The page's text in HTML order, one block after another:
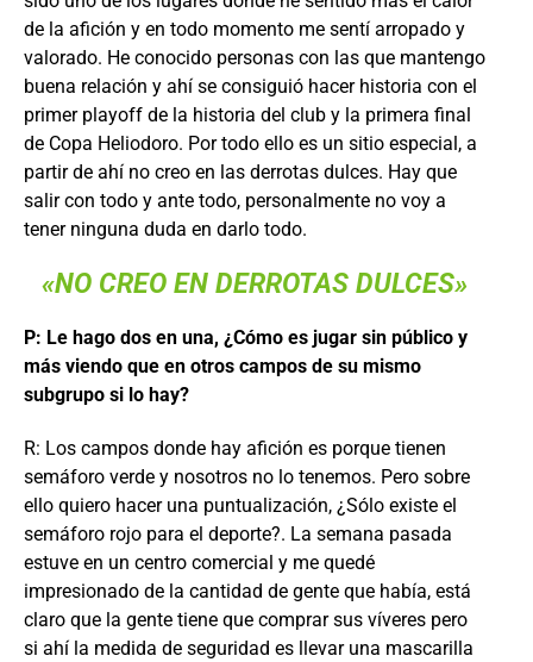
de la afición y en todo momento me sentí arropado y
valorado. He conocido personas con las que mantengo
buena relación y ahí se consiguió hacer historia con el
primer playoff de la historia del club y la primera final
de Copa Heliodoro. Por todo ello es un sitio especial, a
partir de ahí no creo en las derrotas dulces. Hay que
salir con todo y ante todo, personalmente no voy a
tener ninguna duda en darlo todo.
«NO CREO EN DERROTAS DULCES»
P: Le hago dos en una, ¿Cómo es jugar sin público y
más viendo que en otros campos de su mismo
subgrupo si lo hay?
R: Los campos donde hay afición es porque tienen
semáforo verde y nosotros no lo tenemos. Pero sobre
ello quiero hacer una puntualización, ¿Sólo existe el
semáforo rojo para el deporte?. La semana pasada
estuve en un centro comercial y me quedé
impresionado de la cantidad de gente que había, está
claro que la gente tiene que comprar sus víveres pero
si ahí la medida de seguridad es llevar una mascarilla